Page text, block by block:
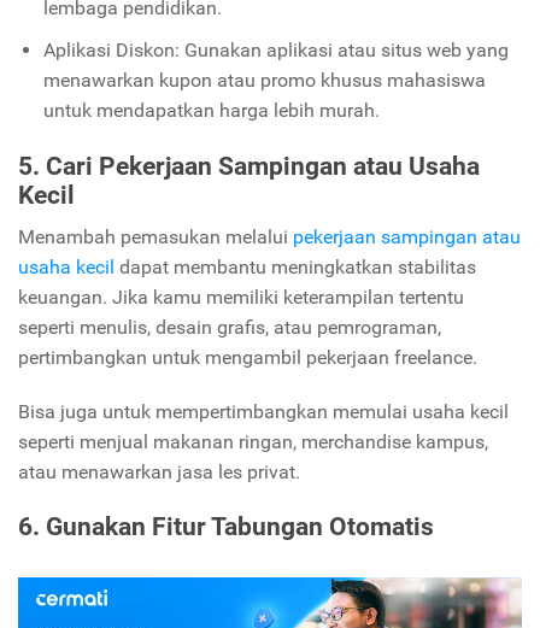
lembaga pendidikan.
Aplikasi Diskon: Gunakan aplikasi atau situs web yang
menawarkan kupon atau promo khusus mahasiswa
untuk mendapatkan harga lebih murah.
5. Cari Pekerjaan Sampingan atau Usaha
Kecil
Menambah pemasukan melalui pekerjaan sampingan atau
usaha kecil dapat membantu meningkatkan stabilitas
keuangan. Jika kamu memiliki keterampilan tertentu
seperti menulis, desain grafis, atau pemrograman,
pertimbangkan untuk mengambil pekerjaan freelance.
Bisa juga untuk mempertimbangkan memulai usaha kecil
seperti menjual makanan ringan, merchandise kampus,
atau menawarkan jasa les privat.
6. Gunakan Fitur Tabungan Otomatis